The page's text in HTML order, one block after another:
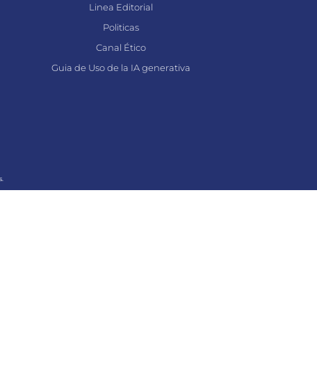
Linea Editorial
Politicas
Canal Ético
Guia de Uso de la IA generativa